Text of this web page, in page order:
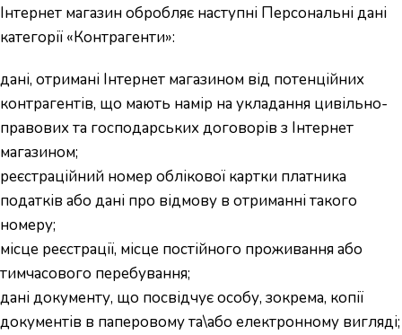
Інтернет магазин обробляє наступні Персональні дані
категорії «Контрагенти»:
дані, отримані Інтернет магазином від потенційних
контрагентів, що мають намір на укладання цивільно-
правових та господарських договорів з Інтернет
магазином;
реєстраційний номер облікової картки платника
податків або дані про відмову в отриманні такого
номеру;
місце реєстрації, місце постійного проживання або
тимчасового перебування;
дані документу, що посвідчує особу, зокрема, копії
документів в паперовому та\або електронному вигляді;